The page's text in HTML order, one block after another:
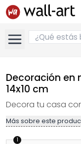
Decoración
14x10 cm
Decora tu casa
Más sobre este
1